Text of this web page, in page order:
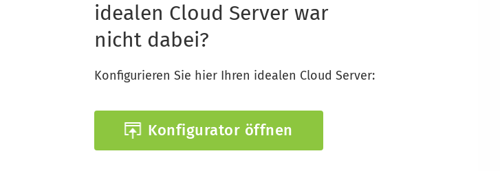
idealen Cloud Server war
nicht dabei?
Konfigurieren Sie hier Ihren idealen Cloud Server:
Konfigurator öffnen